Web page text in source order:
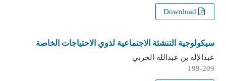
سيكولوجية التنشئة الاجتماعية لذوي الاحتياجات الخاصة
عبدالإله بن عبدالله الحربي
199-209